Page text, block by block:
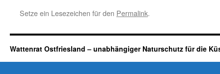
Setze ein Lesezeichen für den Permalink.
Wattenrat Ostfriesland – unabhängiger Naturschutz für die